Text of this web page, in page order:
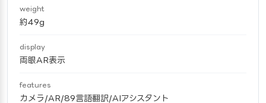
weight
約49g
display
両眼AR表示
features
カメラ/AR/89言語翻訳/AIアシスタント